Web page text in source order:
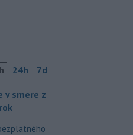
24h 7d
v smere z